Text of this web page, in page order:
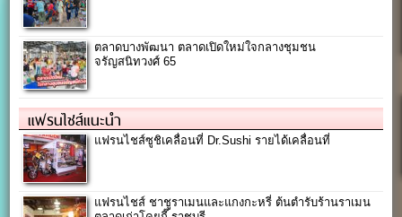
ตลาดบางพัฒนา ตลาดเปิดใหม่ใจกลางชุมชน
จรัญสนิทวงศ์ 65
แฟรนไชส์แนะนำ
แฟรนไชส์ซูชิเคลื่อนที่ Dr.Sushi รายได้เคลื่อนที่
แฟรนไชส์ ชาชูราเมนและแกงกะหรี่ ต้นตำรับร้านราเมน